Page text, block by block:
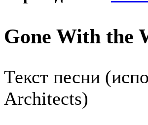
Gone With the
Текст песни
Architects)